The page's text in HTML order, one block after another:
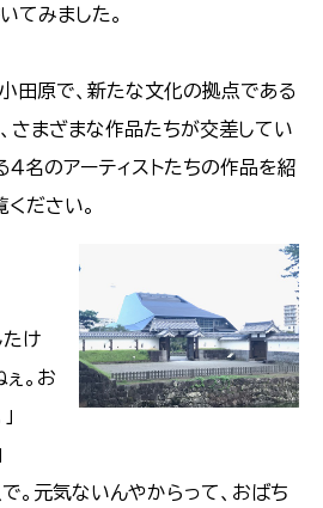
てみました。
田原で、新たな文化の拠点である
さまざまな作品たちが交差してい
４名のアーティストたちの作品を紹
ださい。
たけ
。お
で。元気ないんやからって、おばち